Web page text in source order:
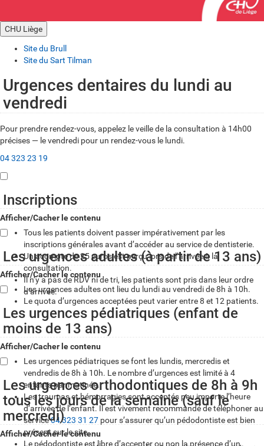
CHU Liège
Site du Brull
Site du Sart Tilman
S
i
t
e
d
u
B
r
u
l
l
Urgences dentaires du lundi au
vendredi
Pour prendre rendez-vous, appelez le veille de la consultation à 14h00
précises — le vendredi pour un rendez-vous le lundi.
04 323 23 19
Inscriptions
Afficher/Cacher le contenu
Tous les patients doivent passer impérativement par les
inscriptions générales avant d’accéder au service de dentisterie.
Un acompte de 25 euros est perçu lors de l’arrivée à la
consultation.
Il n’y a pas de RDV ni de tri, les patients sont pris dans leur ordre
d’arrivée.
Les urgences adultes (à partir de 13 ans)
Afficher/Cacher le contenu
Les urgences adultes ont lieu du lundi au vendredi de 8h à 10h.
Le quota d’urgences acceptées peut varier entre 8 et 12 patients.
Les urgences pédiatriques (enfant de
moins de 13 ans)
Afficher/Cacher le contenu
Les urgences pédiatriques se font les lundis, mercredis et
vendredis de 8h à 10h. Le nombre d’urgences est limité à 4
enfants par matinée.
Les traumas et hémorragies sont acceptés peu importe l’heure
d’arrivée de l’enfant. Il est vivement recommandé de téléphoner au
service04 323 31 27 pour s’assurer qu’un pédodontiste est bien
présent sur le site.
Le pédodontiste est libre d’accepter ou non la présence d’un
Les urgences orthodontiques de 8h à 9h
tous les jours de la semaine (sauf le
mercredi)
Afficher/Cacher le contenu